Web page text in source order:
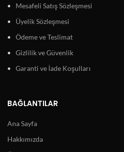
Mesafeli Satış Sözleşmesi
Üyelik Sözleşmesi
Ödeme ve Teslimat
Gizlilik ve Güvenlik
Garanti ve İade Koşulları
BAĞLANTILAR
Ana Sayfa
Hakkımızda